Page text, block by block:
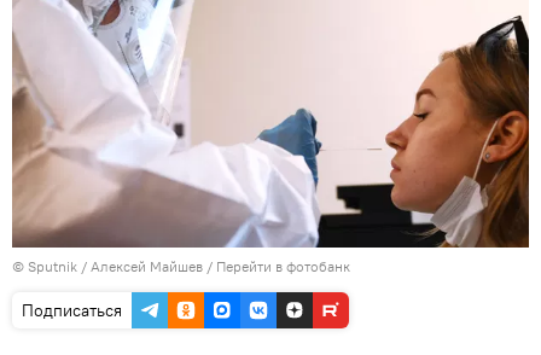
© Sputnik / Алексей Майшев / Перейти в фотобанк
Подписаться